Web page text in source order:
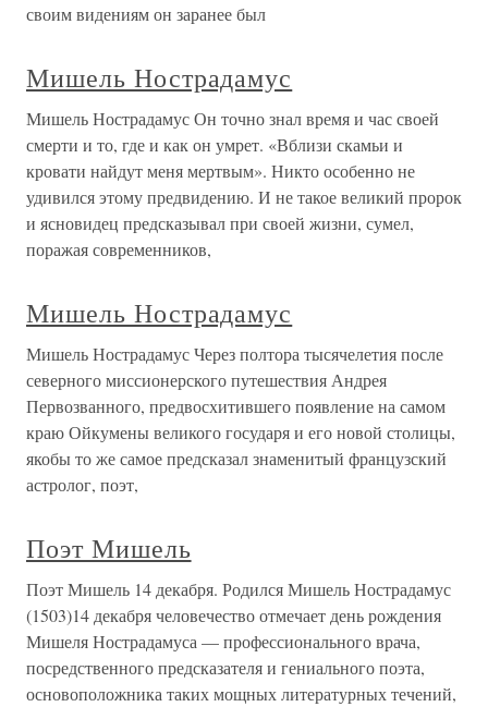
своим видениям он заранее был
Мишель Нострадамус
Мишель Нострадамус Он точно знал время и час своей
смерти и то, где и как он умрет. «Вблизи скамьи и
кровати найдут меня мертвым». Никто особенно не
удивился этому предвидению. И не такое великий пророк
и ясновидец предсказывал при своей жизни, сумел,
поражая современников,
Мишель Нострадамус
Мишель Нострадамус Через полтора тысячелетия после
северного миссионерского путешествия Андрея
Первозванного, предвосхитившего появление на самом
краю Ойкумены великого государя и его новой столицы,
якобы то же самое предсказал знаменитый французский
астролог, поэт,
Поэт Мишель
Поэт Мишель 14 декабря. Родился Мишель Нострадамус
(1503)14 декабря человечество отмечает день рождения
Мишеля Нострадамуса — профессионального врача,
посредственного предсказателя и гениального поэта,
основоположника таких мощных литературных течений,